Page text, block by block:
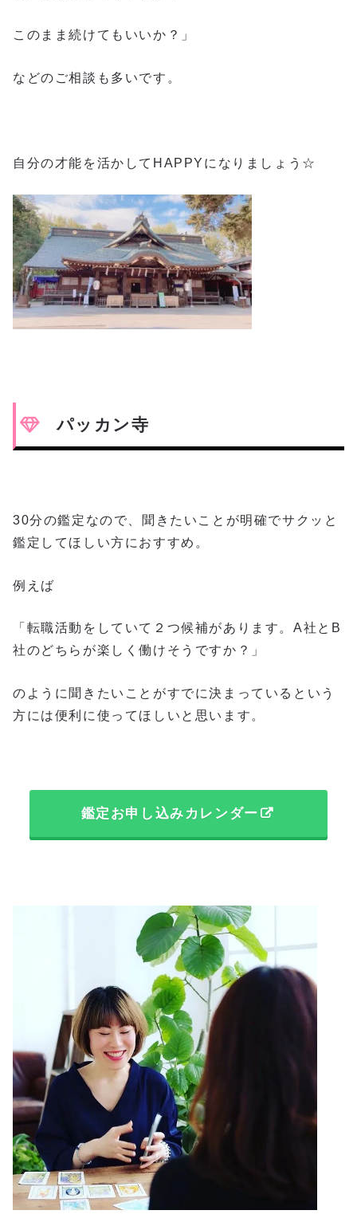
このまま続けてもいいか？」
などのご相談も多いです。
自分の才能を活かしてHAPPYになりましょう☆
パッカン寺
30分の鑑定なので、聞きたいことが明確でサクッと
鑑定してほしい方におすすめ。
例えば
「転職活動をしていて２つ候補があります。A社とB
社のどちらが楽しく働けそうですか？」
のように聞きたいことがすでに決まっているという
方には便利に使ってほしいと思います。
鑑定お申し込みカレンダー